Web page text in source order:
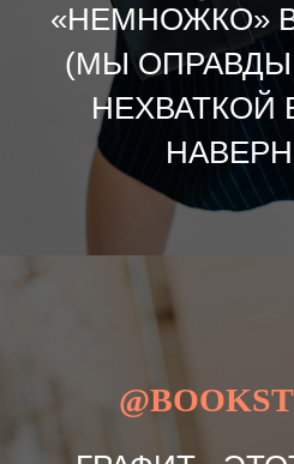
«НЕМНОЖКО»
(МЫ
НЕХВАТКОЙ